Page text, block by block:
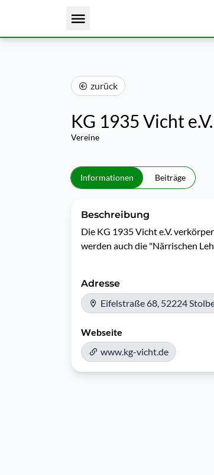
zurück
KG 1935 Vicht e.V.
Vereine
Informationen Beiträge
Beschreibung
Die KG 1935 Vicht e.V.
werden auch die "Närrischen
Adresse
Eifelstraße 68, 52224
Webseite
www.kg-vicht.de